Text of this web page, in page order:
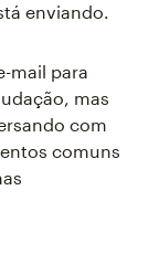
enviando.
mail para
mas
com
comuns